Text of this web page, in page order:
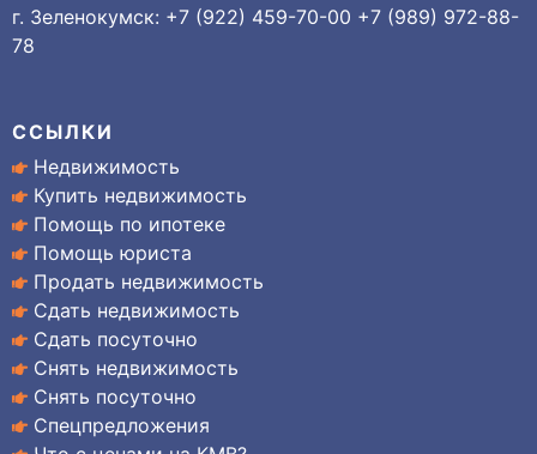
г. Зеленокумск: +7 (922) 459-70-00 +7 (989) 972-88-
78
ССЫЛКИ
Недвижимость
Купить недвижимость
Помощь по ипотеке
Помощь юриста
Продать недвижимость
Сдать недвижимость
Сдать посуточно
Снять недвижимость
Снять посуточно
Спецпредложения